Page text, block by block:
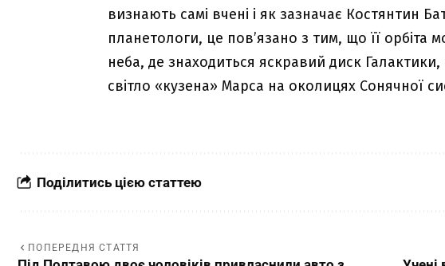
визнають самі вчені і як зазначає Костянтин
планетологи, це пов’язано з тим, що її орбіта
неба, де знаходиться яскравий диск
світло «кузена» Марса на околицях Сонячної
Поділитись цією статтею
ПОПЕРЕДНЯ СТАТТЯ